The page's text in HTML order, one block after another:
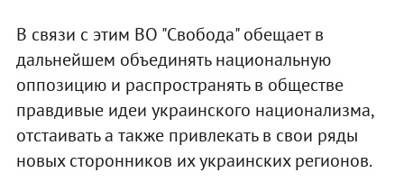
В связи с этим ВО "Свобода" обещает в
дальнейшем объединять национальную
оппозицию и распространять в обществе
правдивые идеи украинского национализма,
отстаивать а также привлекать в свои ряды
новых сторонников их украинских регионов.